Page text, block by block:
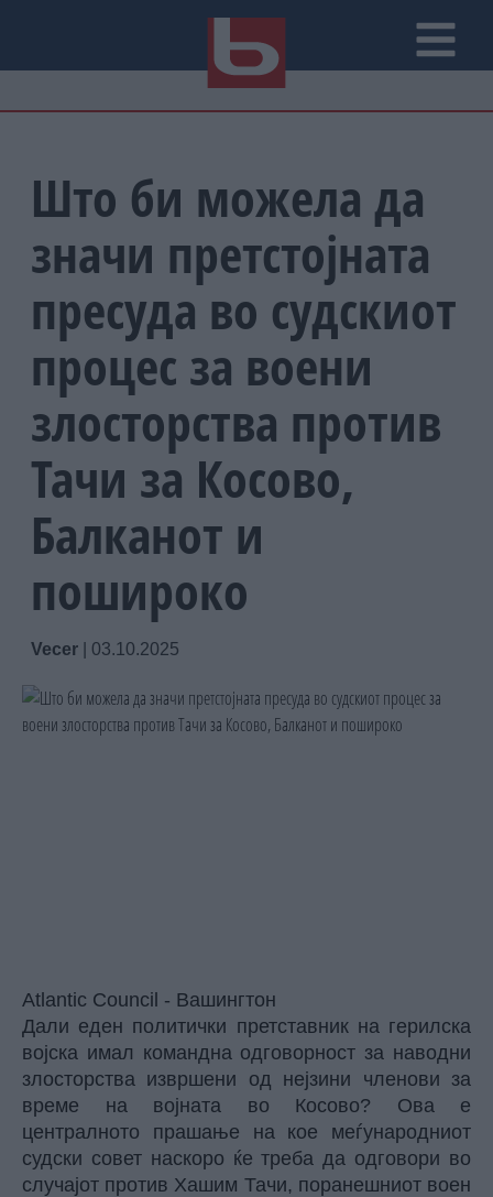
Што би можела да
значи претстојната
пресуда во судскиот
процес за воени
злосторства против
Тачи за Косово,
Балканот и
пошироко
Vecer 03.10.2025
Atlantic Council - Вашингтон
Дали еден политички претставник на герилска
војска имал командна одговорност за наводни
злосторства извршени од нејзини членови за
време на војната во Косово? Ова е
централното прашање на кое меѓународниот
судски совет наскоро ќе треба да одговори во
случајот против Хашим Тачи, поранешниот воен